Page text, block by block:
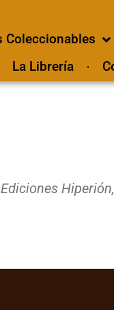
Coleccionables
La Librería
Ediciones Hiperión,